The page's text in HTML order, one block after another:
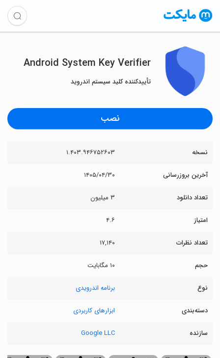
Android System Key Verifier
تأیید‌کننده کلید سیستم اندروید
نصب
نسخه ۱.۴۰۳.۹۴۶۷۵۲۶۰۳
آخرین بروزرسانی ۱۴۰۵/۰۴/۳۰
تعداد دانلود ۳ میلیون
امتیاز ۴.۶
تعداد نظرات ۱۷,۱۴۰
حجم ۱۰ مگابایت
نوع برنامه اندرویدی
دسته‌بندی ابزارهای کاربردی
سازنده Google LLC